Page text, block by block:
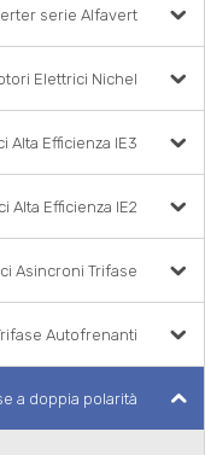
serie Alfavert
Elettrici Nichel
Alta Efficienza IE3
Alta Efficienza IE2
Asincroni Trifase
Autofrenanti
a doppia polarità